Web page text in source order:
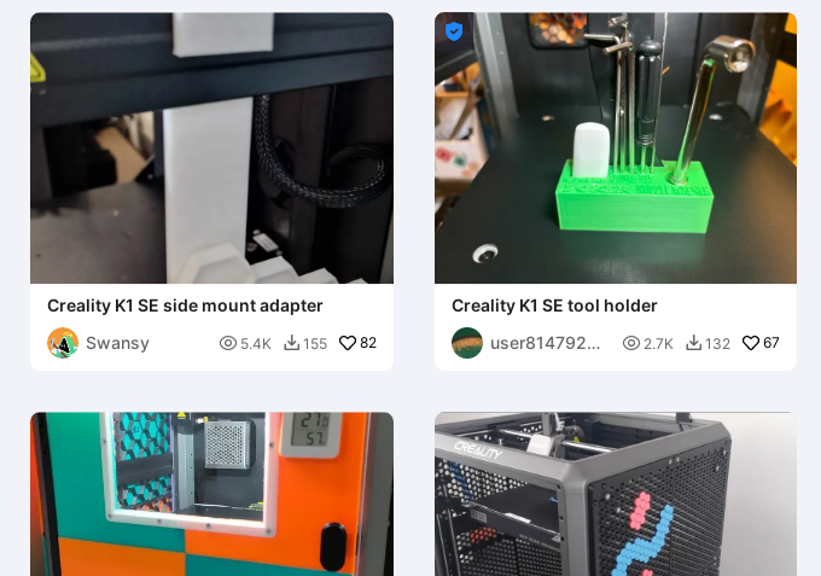
Creality K1 SE side mount adapter
Swansy
 5.4K  155 82

Creality K1 SE tool holder
user81479287
 2.7K  132 67